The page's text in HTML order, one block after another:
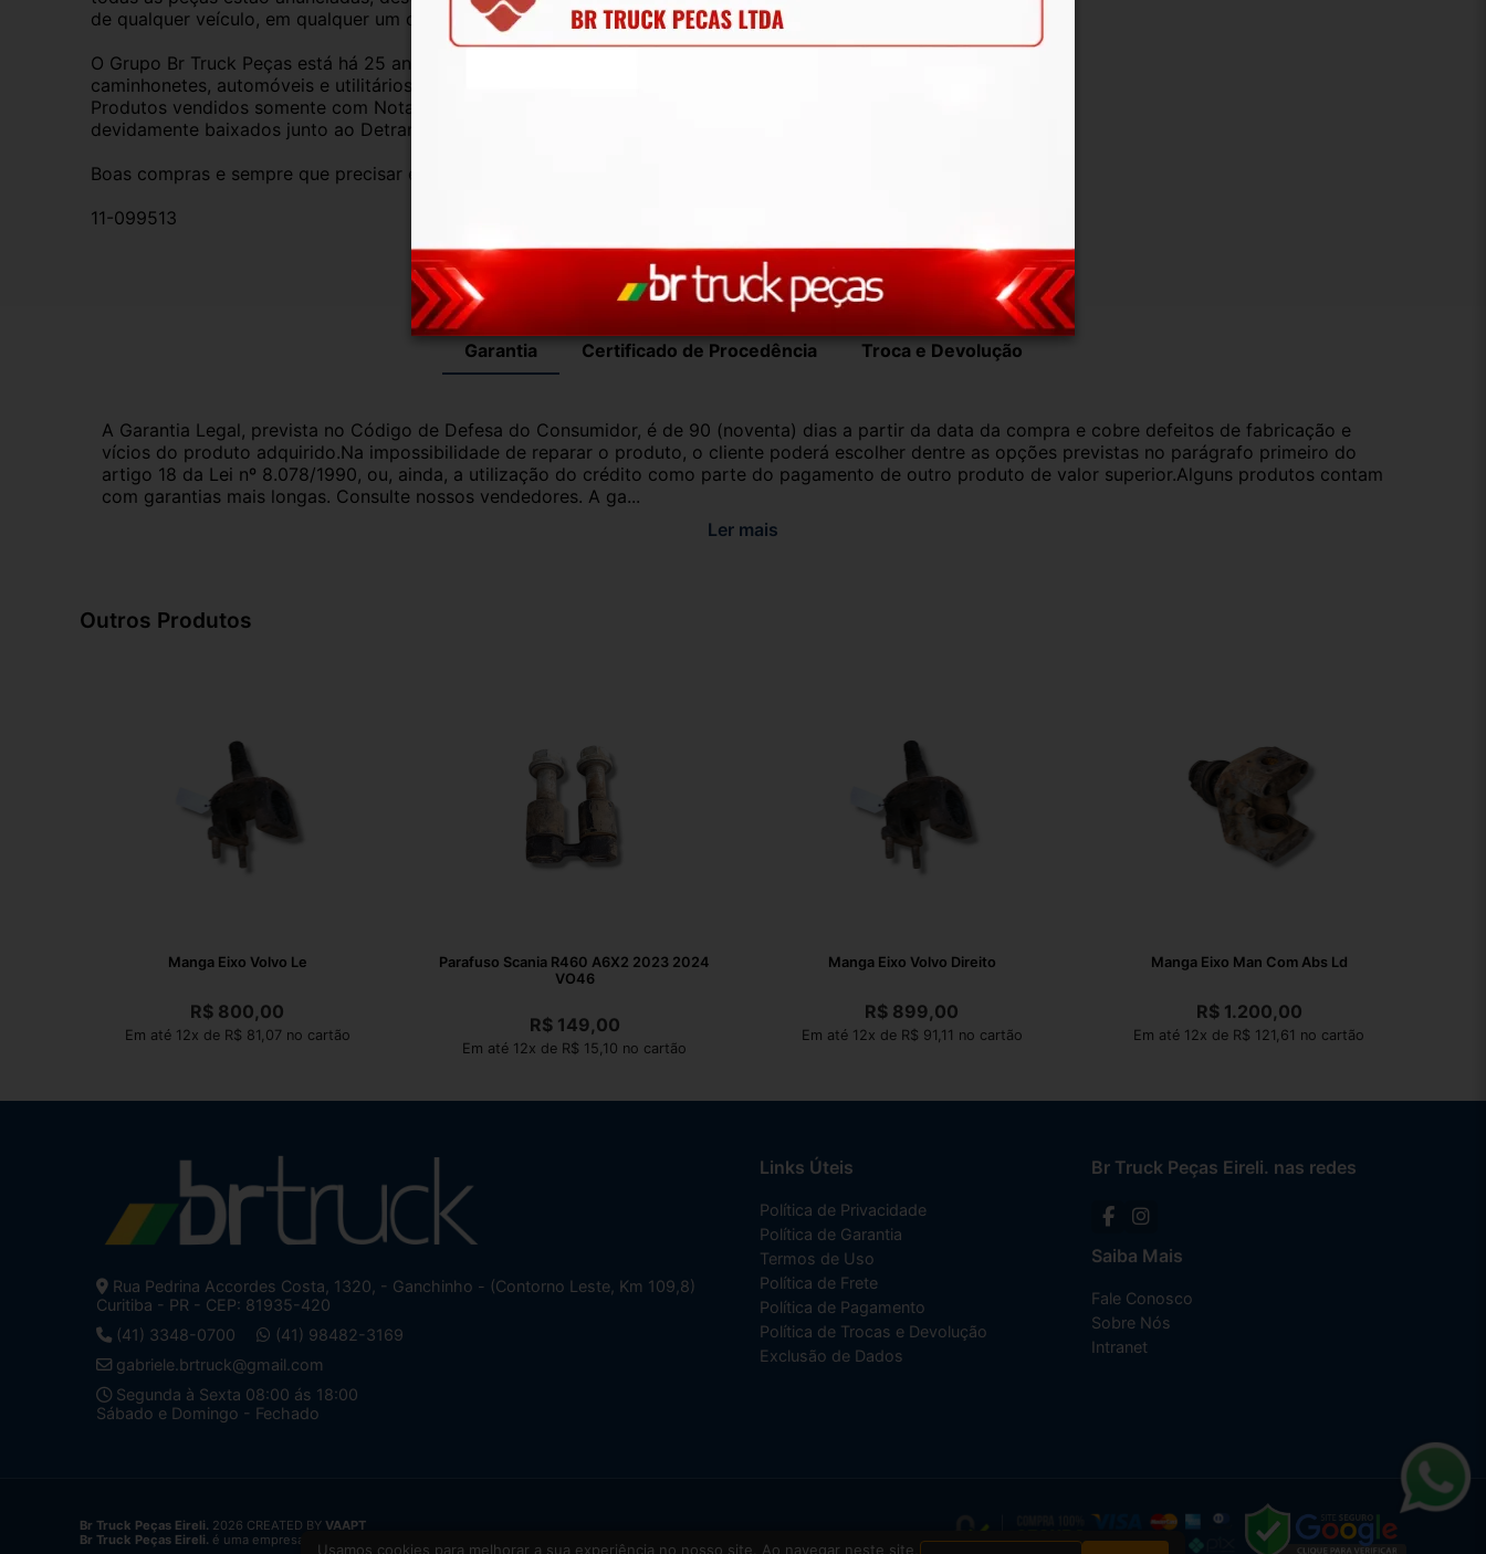
de qualquer veículo, em qualquer um de nossos anúncios.
O Grupo Br Truck Peças está há 25 anos comercializando peças para caminhões, vans,
caminhonetes, automóveis e utilitários. Todas com garantia de procedência e funcionamento.
Produtos vendidos somente com Nota Fiscal e proveniente de veículo sucata – TODOS
devidamente baixados junto ao Detran.
Boas compras e sempre que precisar estamos aqui para ajudar!
11-099513
Garantia Certificado de Procedência Troca e Devolução
A Garantia Legal, prevista no Código de Defesa do Consumidor, é de 90 (noventa) dias a partir da data da compra e cobre defeitos de fabricação e
vícios do produto adquirido.Na impossibilidade de reparar o produto, o cliente poderá escolher dentre as opções previstas no parágrafo primeiro do
artigo 18 da Lei nº 8.078/1990, ou, ainda, a utilização do crédito como parte do pagamento de outro produto de valor superior.Alguns produtos contam
com garantias mais longas. Consulte nossos vendedores. A ga...
Ler mais
Outros Produtos
Manga Eixo Volvo Le
R$ 800,00
Em até 12x de R$ 81,07 no cartão
Parafuso Scania R460 A6X2 2023 2024
VO46
R$149,00
Em até 12x de R$ 15,10 no cartão
Manga Eixo Volvo Direito
R$ 899,00
Em até 12x de R$ 91,11 no cartão
Manga Eixo Man Com Abs Ld
R$1.200,00
Em até 12x de R$ 121,61 no cartão
Rua Pedrina Accordes Costa, 1320, - Ganchinho - (Contorno Leste, Km 109,8)
Curitiba - PR - CEP: 81935-420
(41) 3348-0700
(41) 98482-3169
gabriele.brtruck@gmail.com
Segunda à Sexta 08:00 ás 18:00
Sábado e Domingo - Fechado
Links Úteis
Política de Privacidade
Política de Garantia
Termos de Uso
Política de Frete
Política de Pagamento
Política de Trocas e Devolução
Exclusão de Dados
Br Truck Peças Eireli. nas redes
Saiba Mais
Fale Conosco
Sobre Nós
Intranet
Br Truck Peças Eireli. 2026 CREATED BY VAAPT
Br Truck Peças Eireli. é uma empresa inscrita no CNPJ
Usamos cookies para melhorar a sua experiência no nosso site. Ao navegar neste site,